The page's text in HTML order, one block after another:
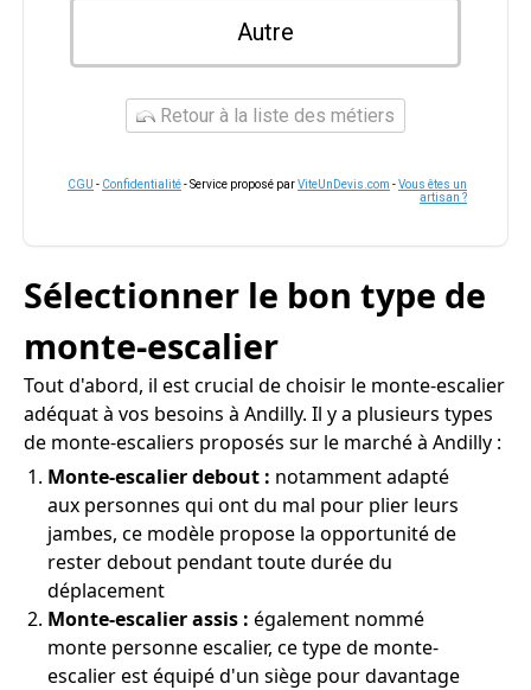
Autre
Retour à la liste des métiers
CGU - Confidentialité- Service proposé parViteUnDevis.com -Vous êtes un
artisan ?
Sélectionner le bon type de
monte-escalier
Tout d'abord, il est crucial de choisir le monte-escalier
adéquat à vos besoins à Andilly. Il y a plusieurs types
de monte-escaliers proposés sur le marché à Andilly :
Monte-escalier debout : notamment adapté
aux personnes qui ont du mal pour plier leurs
jambes, ce modèle propose la opportunité de
rester debout pendant toute durée du
déplacement
Monte-escalier assis : également nommé
monte personne escalier, ce type de monte-
escalier est équipé d'un siège pour davantage